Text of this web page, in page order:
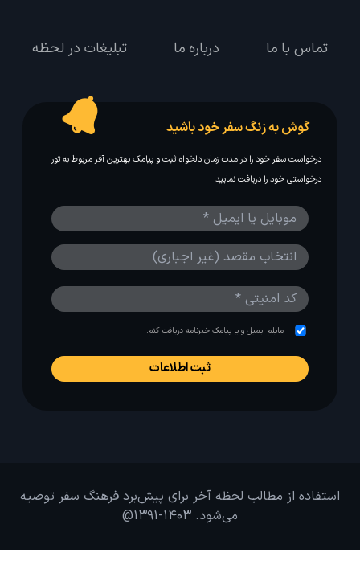
تماس با ما درباره ما تبلیغات در لحظه
گوش به زنگ سفر خود باشید
درخواست سفر خود را در مدت زمان دلخواه ثبت و پیامک بهترین آفر مربوط به تور
درخواستی خود را دریافت نمایید
مایلم ایمیل و یا پیامک خبرنامه دریافت کنم.
استفاده از مطالب لحظه آخر برای پیش‌برد فرهنگ سفر توصیه
می‌شود. 1403-1391@